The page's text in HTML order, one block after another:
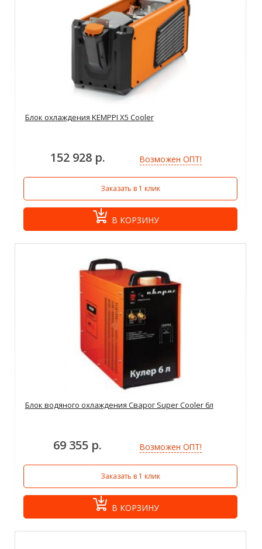
Блок охлаждения KEMPPI X5 Cooler
152 928 р. Возможен ОПТ!
Заказать в 1 клик
В КОРЗИНУ
Блок водяного охлаждения Сварог Super Cooler 6л
69 355 р. Возможен ОПТ!
Заказать в 1 клик
В КОРЗИНУ